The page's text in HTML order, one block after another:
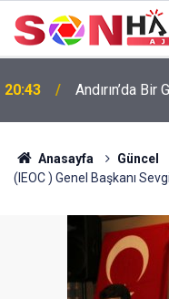
20:43 Andırın’da
Anasayfa Güncel
(IEOC ) Genel Başkanı